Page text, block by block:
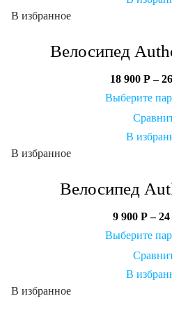
В избранное
Велосипед
18 900 Р–
Выберите
В
В избранное
Велосипед
9 900 Р–24
Выберите
В
В избранное